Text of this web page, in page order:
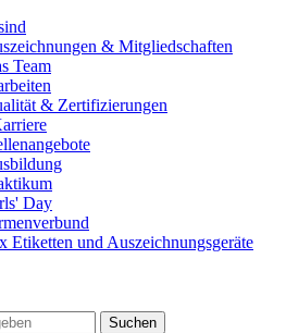
& Mitgliedschaften
Team
& Zertifizierungen
Day
Etiketten und Auszeichnungsgeräte
Suchen